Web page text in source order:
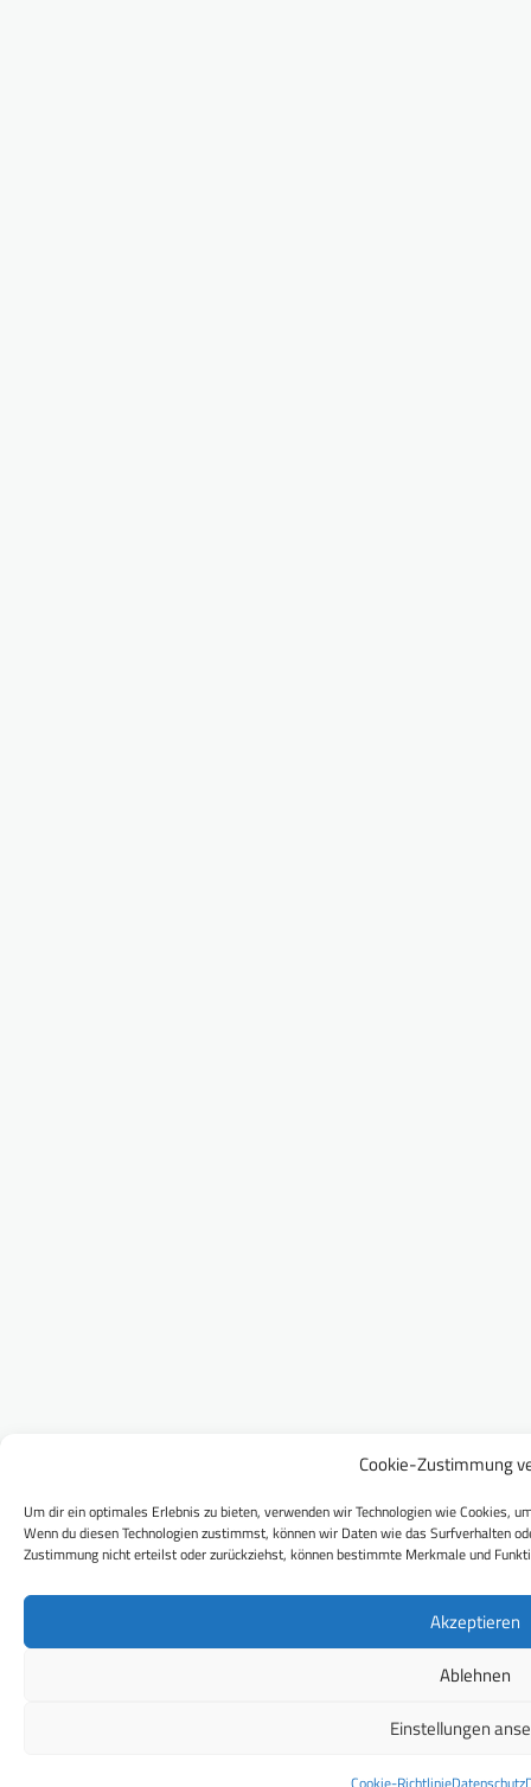
Cookie-Zustimmung
Um dir ein optimales Erlebnis zu bieten, verwenden wir Technologien wie Cookies,
Wenn du diesen Technologien zustimmst, können wir Daten wie das Surfverhalten
Zustimmung nicht erteilst oder zurückziehst, können bestimmte Merkmale und
Akzeptieren
Ablehnen
Einstellungen